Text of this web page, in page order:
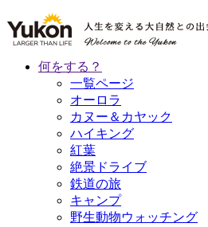
何をする？
一覧ページ
オーロラ
カヌー＆カヤック
ハイキング
紅葉
絶景ドライブ
鉄道の旅
キャンプ
野生動物ウォッチング